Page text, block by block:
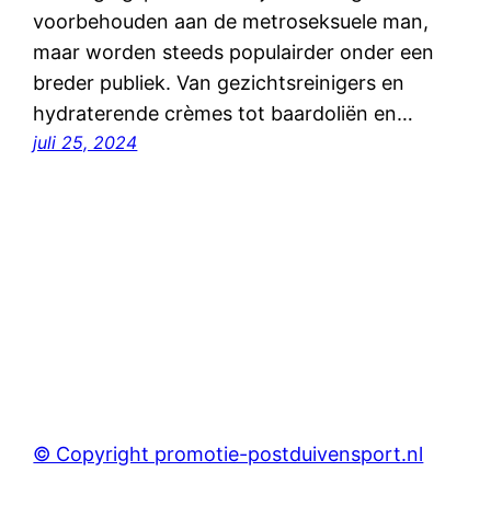
voorbehouden aan de metroseksuele man,
maar worden steeds populairder onder een
breder publiek. Van gezichtsreinigers en
hydraterende crèmes tot baardoliën en…
juli 25, 2024
© Copyright promotie-postduivensport.nl